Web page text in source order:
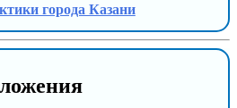
города Казани